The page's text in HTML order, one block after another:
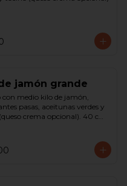
jamón grande
con medio kilo de jamón,
pasas, aceitunas verdes y
crema opcional). 40 cm